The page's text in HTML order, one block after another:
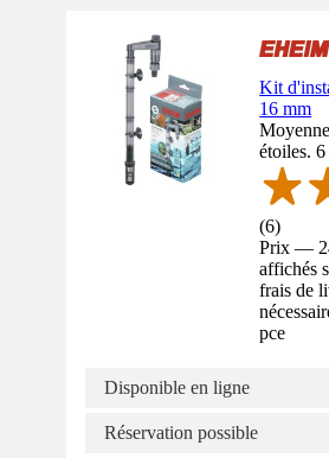
Kit
16 mm
étoiles.
(6)
Prix —
affichés
frais de
pce
Disponible en ligne
Réservation possible